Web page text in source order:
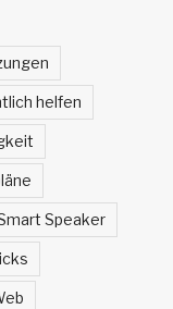
helfen
Speaker